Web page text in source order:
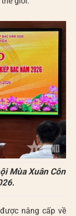
Mùa Xuân Côn
nâng cấp về